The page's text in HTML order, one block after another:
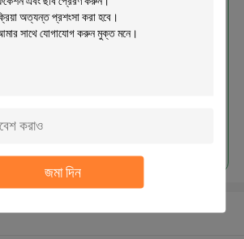
জমা দিন
60 মিলি পিই ক্যাপসুল প্লাস্টিকের পিল বোতল
70mm * 27mm সুরক্ষা সংবেদনশীল সীল
চালিয়ে